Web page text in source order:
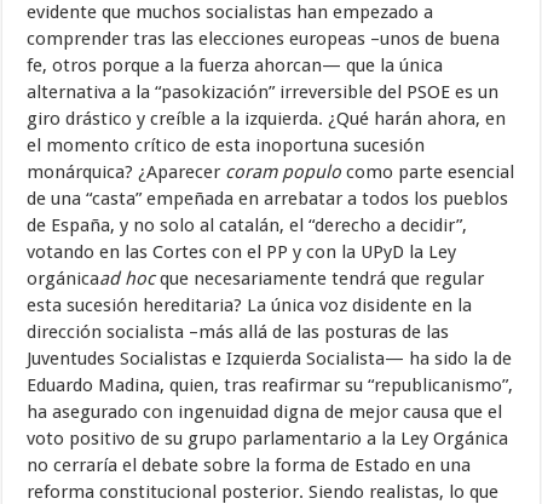
evidente que muchos socialistas han empezado a
comprender tras las elecciones europeas –unos de buena
fe, otros porque a la fuerza ahorcan— que la única
alternativa a la “pasokización” irreversible del PSOE es un
giro drástico y creíble a la izquierda. ¿Qué harán ahora, en
el momento crítico de esta inoportuna sucesión
monárquica? ¿Aparecer coram populocomo parte esencial
de una “casta” empeñada en arrebatar a todos los pueblos
de España, y no solo al catalán, el “derecho a decidir”,
votando en las Cortes con el PP y con la UPyD la Ley
orgánicaad hocque necesariamente tendrá que regular
esta sucesión hereditaria? La única voz disidente en la
dirección socialista –más allá de las posturas de las
Juventudes Socialistas e Izquierda Socialista— ha sido la de
Eduardo Madina, quien, tras reafirmar su “republicanismo”,
ha asegurado con ingenuidad digna de mejor causa que el
voto positivo de su grupo parlamentario a la Ley Orgánica
no cerraría el debate sobre la forma de Estado en una
reforma constitucional posterior. Siendo realistas, lo que